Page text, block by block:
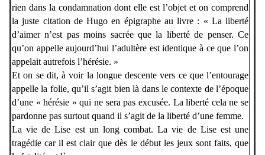
rien dans la condamnation dont elle est l’objet et on comprend
la juste citation de Hugo en épigraphe au livre : « La liberté
d’aimer n’est pas moins sacrée que la liberté de penser. Ce
qu’on appelle aujourd’hui l’adultère est identique à ce que l’on
appelait autrefois l’hérésie. »
Et on se dit, à voir la longue descente vers ce que l’entourage
appelle la folie, qu’il s’agit bien là dans le contexte de l’époque
d’une « hérésie » qui ne sera pas excusée. La liberté cela ne se
pardonne pas surtout quand il s’agit de la liberté d’une femme.
La vie de Lise est un long combat. La vie de Lise est une
tragédie car il est clair que dès le début les jeux sont faits, que